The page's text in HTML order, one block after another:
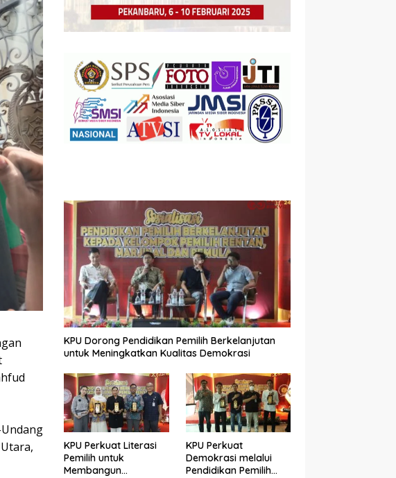
KPU Dorong Pendidikan Pemilih Berkelanjutan
untuk Meningkatkan Kualitas Demokrasi
KPU Perkuat Literasi
Pemilih untuk
Membangun
KPU Perkuat
Demokrasi melalui
Pendidikan Pemilih